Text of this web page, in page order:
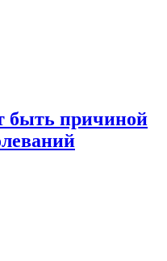
быть причиной